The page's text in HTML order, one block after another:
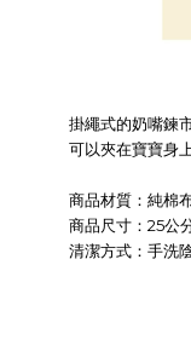
掛繩式的奶嘴鍊
可以夾在寶寶身
商品材質： 純棉
商品尺寸：25公
清潔方式：手洗